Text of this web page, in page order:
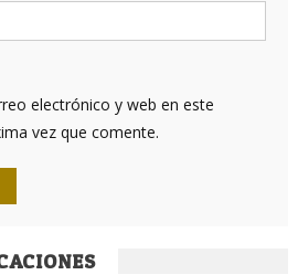
electrónico y web en este
vez que comente.